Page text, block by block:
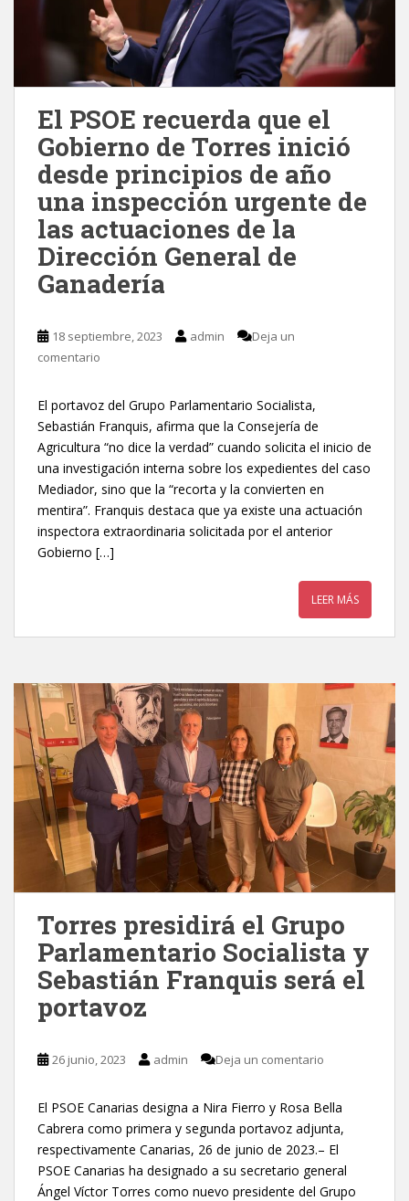
El PSOE recuerda que el
Gobierno de Torres inició
desde principios de año
una inspección urgente de
las actuaciones de la
Dirección General de
Ganadería
18 septiembre, 2023 admin
Deja un
comentario
El portavoz del Grupo Parlamentario Socialista,
Sebastián Franquis, afirma que la Consejería de
Agricultura “no dice la verdad” cuando solicita el inicio de
una investigación interna sobre los expedientes del caso
Mediador, sino que la “recorta y la convierten en
mentira”. Franquis destaca que ya existe una actuación
inspectora extraordinaria solicitada por el anterior
Gobierno […]
LEER MÁS
Torres presidirá el Grupo
Parlamentario Socialista y
Sebastián Franquis será el
portavoz
26 junio, 2023 admin Deja un comentario
El PSOE Canarias designa a Nira Fierro y Rosa Bella
Cabrera como primera y segunda portavoz adjunta,
respectivamente Canarias, 26 de junio de 2023.– El
PSOE Canarias ha designado a su secretario general
Ángel Víctor Torres como nuevo presidente del Grupo